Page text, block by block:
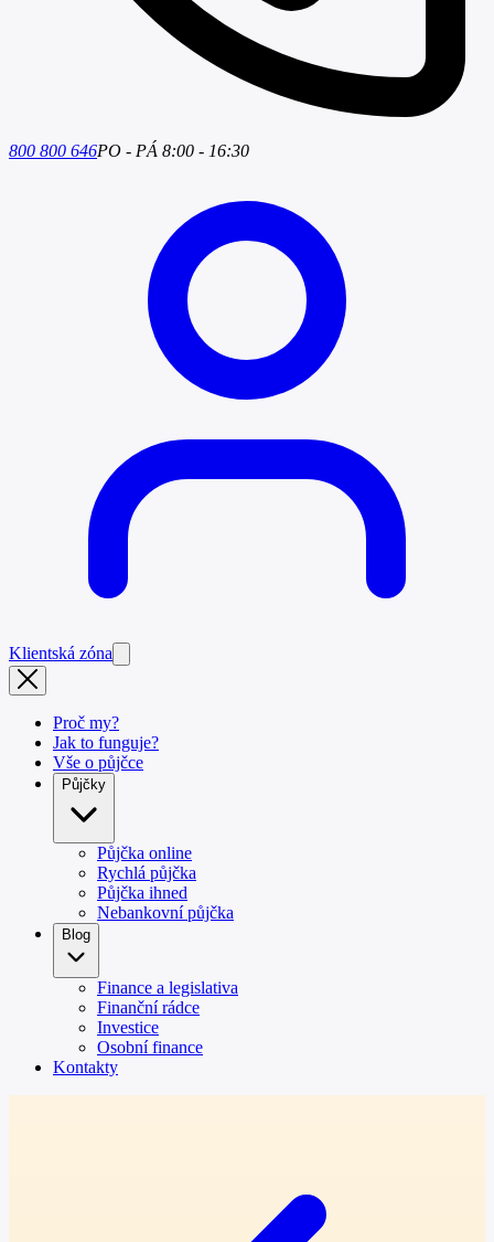
800 800 646PO - PÁ 8:00 - 16:30
Klientská zóna
Proč my?
Jak to funguje?
Vše o půjčce
Půjčky
Půjčka online
Rychlá půjčka
Půjčka ihned
Nebankovní půjčka
Blog
Finance a legislativa
Finanční rádce
Investice
Osobní finance
Kontakty